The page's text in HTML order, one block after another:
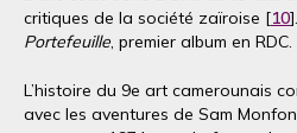
critiques de la société zaïroise [10
Portefeuille, premier album en RDC.
L’histoire du 9e art camerounais
avec les aventures de Sam